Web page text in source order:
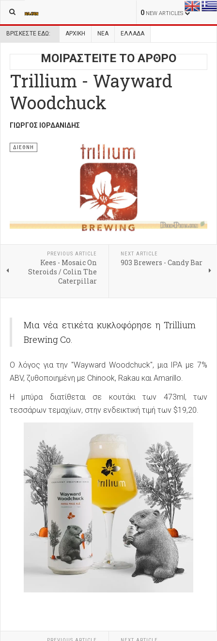
0 NEW ARTICLES
ΒΡΊΣΚΕΣΤΕ ΕΔΏ: ΑΡΧΙΚΉ ΝΕΑ ΕΛΛΑΔΑ
ΜΟΙΡΑΣΤΕΙΤΕ ΤΟ ΑΡΘΡΟ
Trillium - Wayward
Woodchuck
ΓΙΏΡΓΟΣ ΙΟΡΔΑΝΊΔΗΣ
ΔΙΕΘΝΗ
PREVIOUS ARTICLE
Kees - Mosaic On
Steroids / Colin The
Caterpillar
NEXT ARTICLE
903 Brewers - Candy Bar
Μια νέα ετικέτα κυκλοφόρησε η Trillium
Brewing Co.
Ο λόγος για την "Wayward Woodchuck", μια IPA με 7%
ABV, ζυθοποιημένη με Chinook, Rakau και Amarillo.
Η μπύρα διατίθεται σε κουτάκι των 473ml, των
τεσσάρων τεμαχίων, στην ενδεικτική τιμή των $19,20.